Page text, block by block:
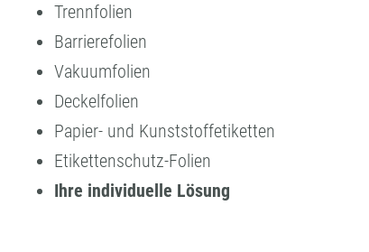
Trennfolien
Barrierefolien
Vakuumfolien
Deckelfolien
Papier- und Kunststoffetiketten
Etikettenschutz-Folien
Ihre individuelle Lösung